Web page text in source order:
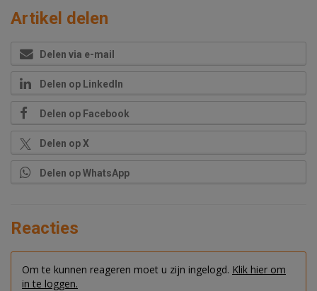
Artikel delen
Delen via e-mail
Delen op LinkedIn
Delen op Facebook
Delen op X
Delen op WhatsApp
Reacties
Om te kunnen reageren moet u zijn ingelogd. Klik hier om
in te loggen.